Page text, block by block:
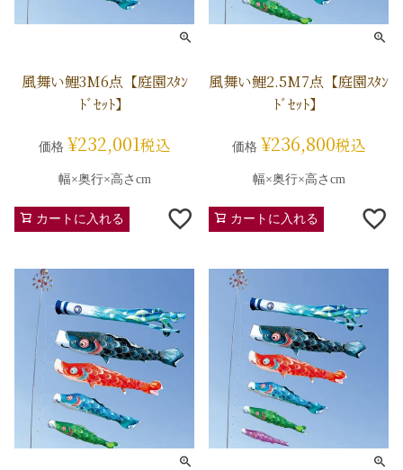
風舞い鯉3M6点【庭園ｽﾀﾝ
ﾄﾞｾｯﾄ】
価格 ¥232,001税込
幅×奥行×高さcm
カートに入れる
風舞い鯉2.5M7点【庭園ｽﾀﾝ
ﾄﾞｾｯﾄ】
価格 ¥236,800税込
幅×奥行×高さcm
カートに入れる